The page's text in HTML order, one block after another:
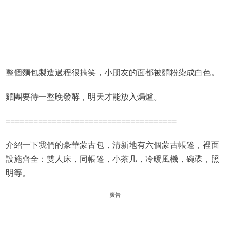
整個麵包製造過程很搞笑，小朋友的面都被麵粉染成白色。
麵團要待一整晚發酵，明天才能放入焗爐。
=====================================
介紹一下我們的豪華蒙古包，清新地有六個蒙古帳篷，裡面
設施齊全：雙人床，同帳篷，小茶几，冷暖風機，碗碟，照
明等。
廣告